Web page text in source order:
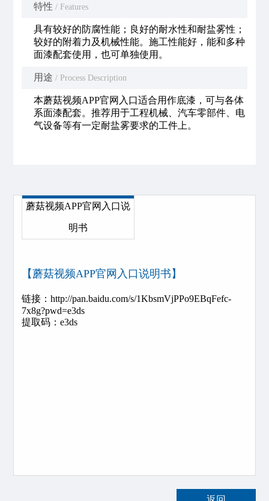
特性 / Features
具有较好的防腐性能；良好的耐水性和耐盐雾性；
较好的附着力及机械性能。施工性能好，能和多种
面漆配套使用，也可单独使用。
用途 / Process Description
本蘑菇视频APP官网入口适合用作底漆，可与各体
系面漆配套。推荐用于工程机械、汽车零部件、电
气设备等有一定耐盐雾要求的工件上。
蘑菇视频APP官网入口说
明书
【蘑菇视频APP官网入口说明书】
链接：http://pan.baidu.com/s/1KbsmVjPPo9EBqFefc-
7x8g?pwd=e3ds
提取码：e3ds